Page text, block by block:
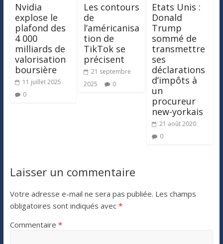
Nvidia
explose le
plafond des
4 000
milliards de
valorisation
boursière
11 juillet 2025
0
Les contours
de
l’américanisa
tion de
TikTok se
précisent
21 septembre
2025
0
Etats Unis :
Donald
Trump
sommé de
transmettre
ses
déclarations
d’impôts à
un
procureur
new-yorkais
21 août 2020
0
Laisser un commentaire
Votre adresse e-mail ne sera pas publiée. Les champs
obligatoires sont indiqués avec *
Commentaire *